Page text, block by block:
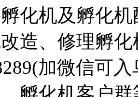
化机及孵化
改造、修理孵
加微信可